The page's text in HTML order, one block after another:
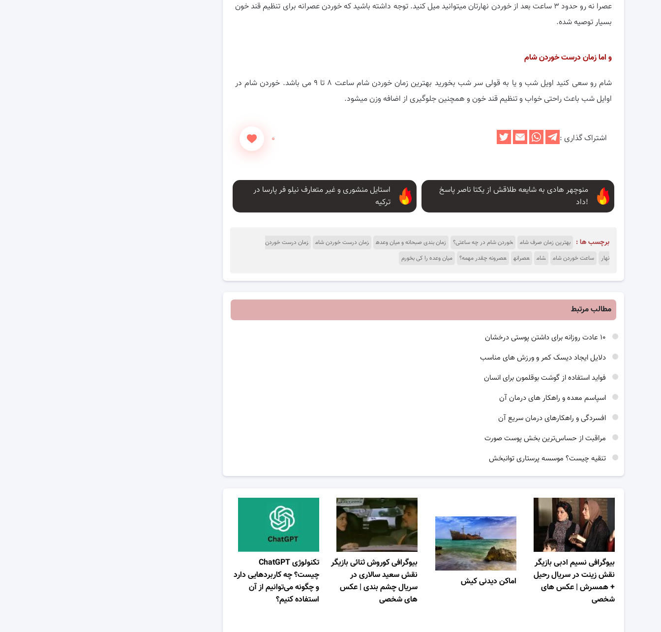
عصرا نه رو حدود ۳ ساعت بعد از خوردن نهارتان میتوانید میل کنید. توجه داشته باشید که خوردن عصرانه برای تنظیم قند خون
بسیار توصیه شده.
و اما زمان درست خوردن شام
شام رو سعی کنید اویل شب و یا به قولی سر شب بخورید بهترین زمان خوردن شام ساعت ۸ تا ۹ می باشد. خوردن شام در
اوایل شب باعث راحتی خواب و تنظیم قند خون و همچنین جلوگیری از اضافه وزن میشود.
۰ اشتراک گذاری :
استایل منشوری و غیر متعارف نیلو فر پارسا در
ترکیه
منوچهر هادی به شایعه طلاقش از یکتا ناصر پاسخ
داد!
برچسب ها : بهترین زمان صرف شام خوردن شام در چه ساعتی؟ زمان بندی صبحانه و میان وعده زمان درست خوردن شام
زمان درست خوردن
نهار
ساعت خوردن شام شام عصرانه عصرونه چقدر مهمه؟ میان وعده را کی بخورم
مطالب مرتبط
دلایل ایجاد دیسک کمر و ورزش های مناسب
فواید استفاده از گوشت بوقلمون برای انسان
اسپاسم معده و راهکار های درمان آن
افسردگی و راهکارهای درمان سریع آن
مراقبت از حساس‌ترین بخش پوست صورت
تنقیه چیست؟ موسسه پرستاری توانبخش
تکنولوژی ChatGPT
چیست؟ چه کاربردهایی دارد
و چگونه می‌توانیم از آن
استفاده کنیم؟
بیوگرافی کوروش ثنائی بازیگر
نقش سعید سالاری در
سریال چشم بندی | عکس
های شخصی
اماکن دیدنی کیش
بیوگرافی نسیم ادبی بازیگر
نقش زینت در سریال رحیل
+ همسرش | عکس های
شخصی